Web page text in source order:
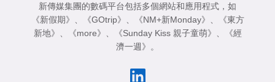
新傳媒集團的數碼平台包括多個網站和應用程式，如
《新假期》
《GOtrip》 《NM+新Monday》
《東方
新地》
《more》 《Sunday Kiss 親子童萌》
《經
濟一週》
。